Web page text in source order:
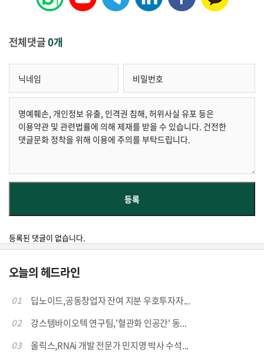
전체댓글0개
등록된 댓글이 없습니다.
오늘의 헤드라인
01
딥노이드,공동창업자 잔여 지분 우호투자자...
02
강스템바이오텍 연구팀,'혈관화 인공간' 동...
03
올릭스,RNAi 개발 전문가 민지영 박사 수석...